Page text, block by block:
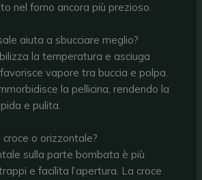
nel forno ancora più prezioso.
aiuta a sbucciare meglio?
la temperatura e asciuga
favorisce vapore tra buccia e polpa.
la pellicina, rendendo la
e pulita.
croce o orizzontale?
sulla parte bombata è più
e facilita l’apertura. La croce